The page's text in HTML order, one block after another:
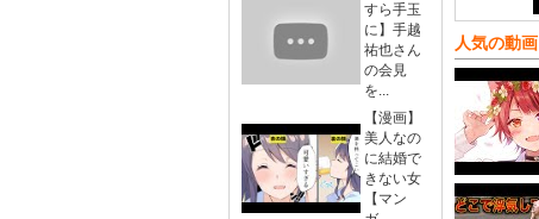
すら手玉
に】手越
祐也さん
の会見
を...
【漫画】
美人なの
に結婚で
きない女
【マン
人気の動画